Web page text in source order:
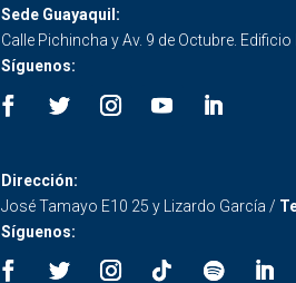
Sede Guayaquil:
Calle Pichincha y Av. 9 de Octubre.
Síguenos:
Dirección:
José Tamayo E10 25 y Lizardo García /
Síguenos: